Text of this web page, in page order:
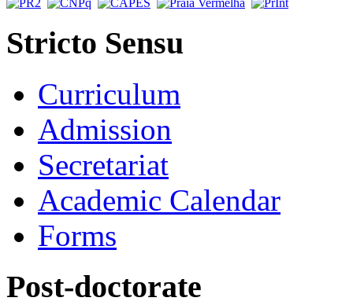
Stricto Sensu
Curriculum
Admission
Secretariat
Academic Calendar
Forms
Post-doctorate